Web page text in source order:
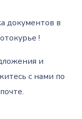
документов в
!
и
с нами по